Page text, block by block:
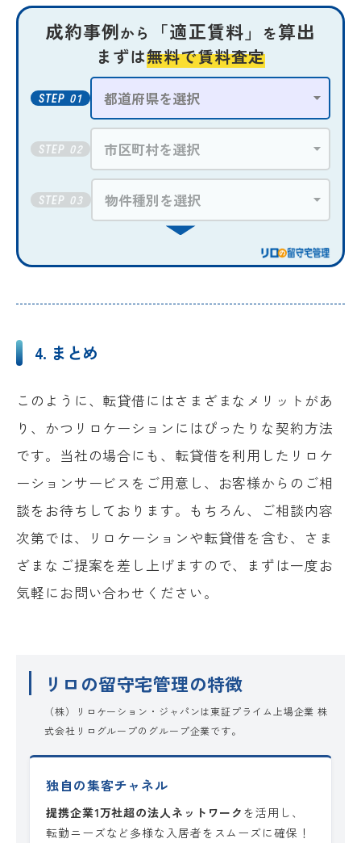
成約事例から 「適正賃料」 を算出
まずは無料で賃料査定
STEP 01
STEP 02
STEP 03
4. まとめ
このように、転貸借にはさまざまなメリットがあ
り、かつリロケーションにはぴったりな契約方法
です。当社の場合にも、転貸借を利用したリロケ
ーションサービスをご用意し、お客様からのご相
談をお待ちしております。もちろん、ご相談内容
次第では、リロケーションや転貸借を含む、さま
ざまなご提案を差し上げますので、まずは一度お
気軽にお問い合わせください。
リロの留守宅管理の特徴
（株）リロケーション・ジャパンは東証プライム上場企業 株
式会社リログループのグループ企業です。
独自の集客チャネル
提携企業1万社超の法人ネットワーク を活用し、
転勤ニーズなど多様な入居者をスムーズに確保！